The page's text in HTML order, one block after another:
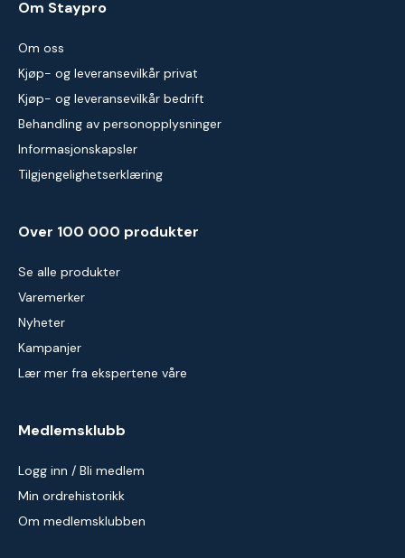
Om Staypro
Om oss
Kjøp- og leveransevilkår privat
Kjøp- og leveransevilkår bedrift
Behandling av personopplysninger
Informasjonskapsler
Tilgjengelighetserklæring
Over 100 000 produkter
Se alle produkter
Varemerker
Nyheter
Kampanjer
Lær mer fra ekspertene våre
Medlemsklubb
Logg inn / Bli medlem
Min ordrehistorikk
Om medlemsklubben